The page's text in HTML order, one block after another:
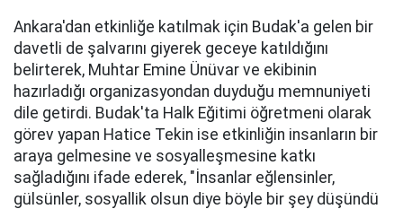
Ankara'dan etkinliğe katılmak için Budak'a gelen bir
davetli de şalvarını giyerek geceye katıldığını
belirterek, Muhtar Emine Ünüvar ve ekibinin
hazırladığı organizasyondan duyduğu memnuniyeti
dile getirdi. Budak'ta Halk Eğitimi öğretmeni olarak
görev yapan Hatice Tekin ise etkinliğin insanların bir
araya gelmesine ve sosyalleşmesine katkı
sağladığını ifade ederek, "İnsanlar eğlensinler,
gülsünler, sosyallik olsun diye böyle bir şey düşündü